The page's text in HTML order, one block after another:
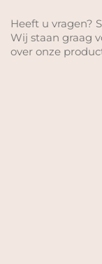
Heeft u vragen?
Wij staan graag
over onze